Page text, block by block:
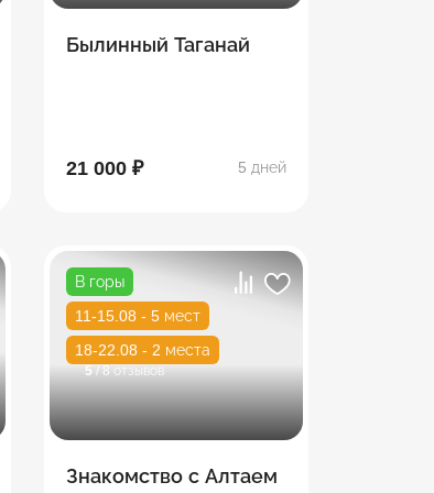
Былинный Таганай
21 000 ₽ 5 дней
В горы
11-15.08 - 5 мест
18-22.08 - 2 места
5 / 8 отзывов
Знакомство с Алтаем